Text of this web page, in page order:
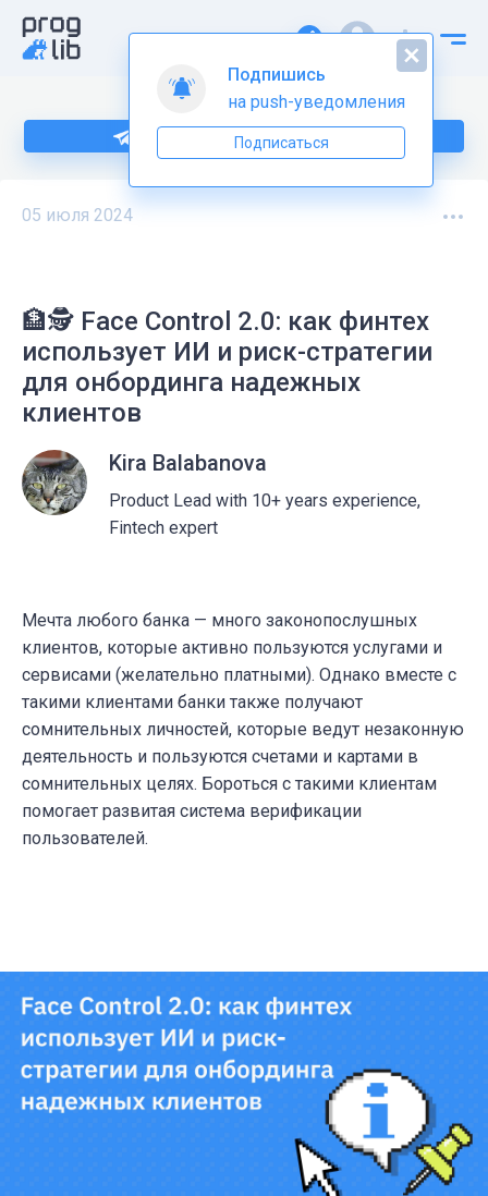
Подпишитесь на нас в Telegram
05 июля 2024
🏦🕵 Face Control 2.0: как финтех
использует ИИ и риск-стратегии
для онбординга надежных
клиентов
Kira Balabanova
Product Lead with 10+ years experience,
Fintech expert
Мечта любого банка — много законопослушных
клиентов, которые активно пользуются услугами и
сервисами (желательно платными). Однако вместе с
такими клиентами банки также получают
сомнительных личностей, которые ведут незаконную
деятельность и пользуются счетами и картами в
сомнительных целях. Бороться с такими клиентам
помогает развитая система верификации
пользователей.
Подпишись
на push-уведомления
Подписаться